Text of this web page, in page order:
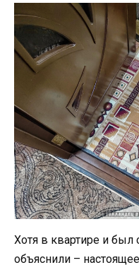
Хотя в квартире и был
объяснили –